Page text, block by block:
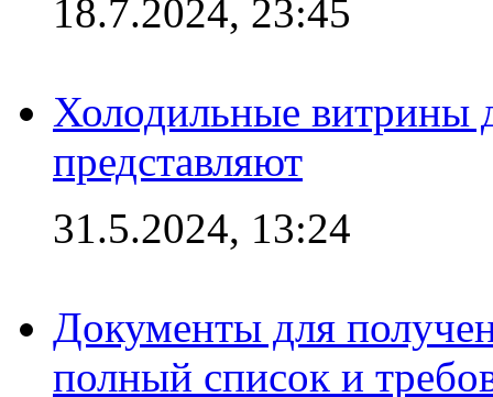
18.7.2024, 23:45
Холодильные витрины
представляют
31.5.2024, 13:24
Документы для
полный список и